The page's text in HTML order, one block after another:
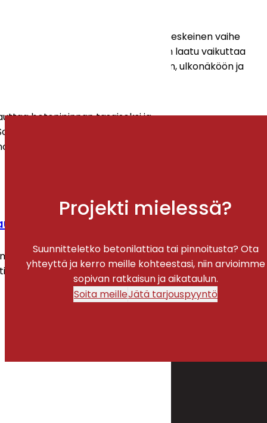
betonipinnan tasaiseksi ja
niin uusille kuin vanhoille
tai sellaisenaan käyttöön.
kulumat ja vauriot nopeasti ja
takaisin turvalliseen ja toimivaan
Betonilattian valaminen on keskeinen vaihe
rakennushankkeessa, ja työn laatu vaikuttaa
suoraan lattian kestävyyteen, ulkonäköön ja
Projekti mielessä?
Suunnitteletko betonilattiaa tai pinnoitusta? Ota
yhteyttä ja kerro meille kohteestasi, niin arvioimme
sopivan ratkaisun ja aikataulun.
Soita meilleJätä tarjouspyyntö